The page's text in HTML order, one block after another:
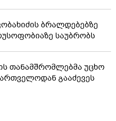
ბრალდებებზე
საუბრობს
თანამშრომლებმა უცხო
გააძევეს